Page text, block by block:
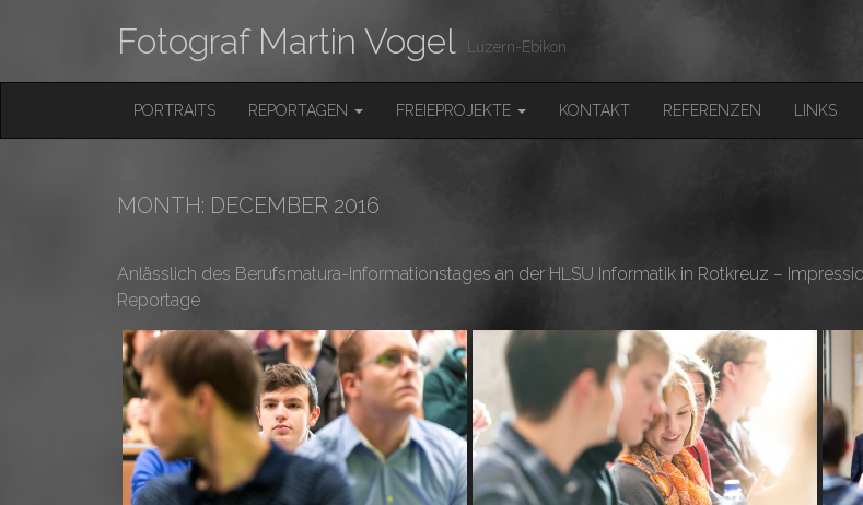
Fotograf Martin Vogel Luzern-Ebikon
M
N
M
N
U
O
C
T
E
T
PORTRAITS REPORTAGEN FREIEPROJEKTE KONTAKT REFERENZEN LINKS
MONTH: DECEMBER 2016
Anlässlich des Berufsmatura-Informationstages an der HLSU Informatik in Rotkreuz –
Reportage